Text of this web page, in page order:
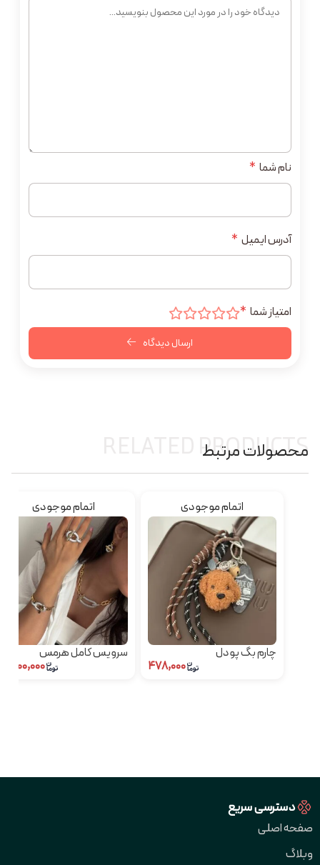
نام شما *
آدرس ایمیل *
امتیاز شما *
ارسال دیدگاه
محصولات مرتبط
RELATED PRODUCTS
اتمام موجودی
چارم بگ پودل
اتمام موجودی
سرویس کامل هرمس
دسترسی سریع
صفحه اصلی
وبلاگ